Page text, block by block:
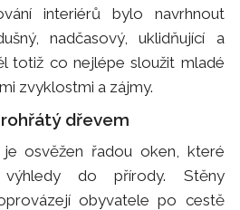
interiérů bylo navrhnout
​​nadčasový, uklidňující a
totiž co nejlépe sloužit mladé
zvyklostmi a zájmy.
dřevem
osvěžen řadou oken, které
výhledy do přírody. Stěny
obyvatele po cestě